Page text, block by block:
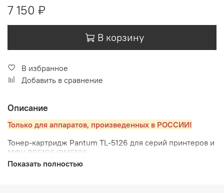
7 150 ₽
В корзину
В избранное
Добавить в сравнение
Описание
Только для аппаратов, произведенных в РОССИИ!
Тонер-картридж Pantum TL-5126 для серий принтеров и
МФУ BP5106/BM5106
Показать полностью